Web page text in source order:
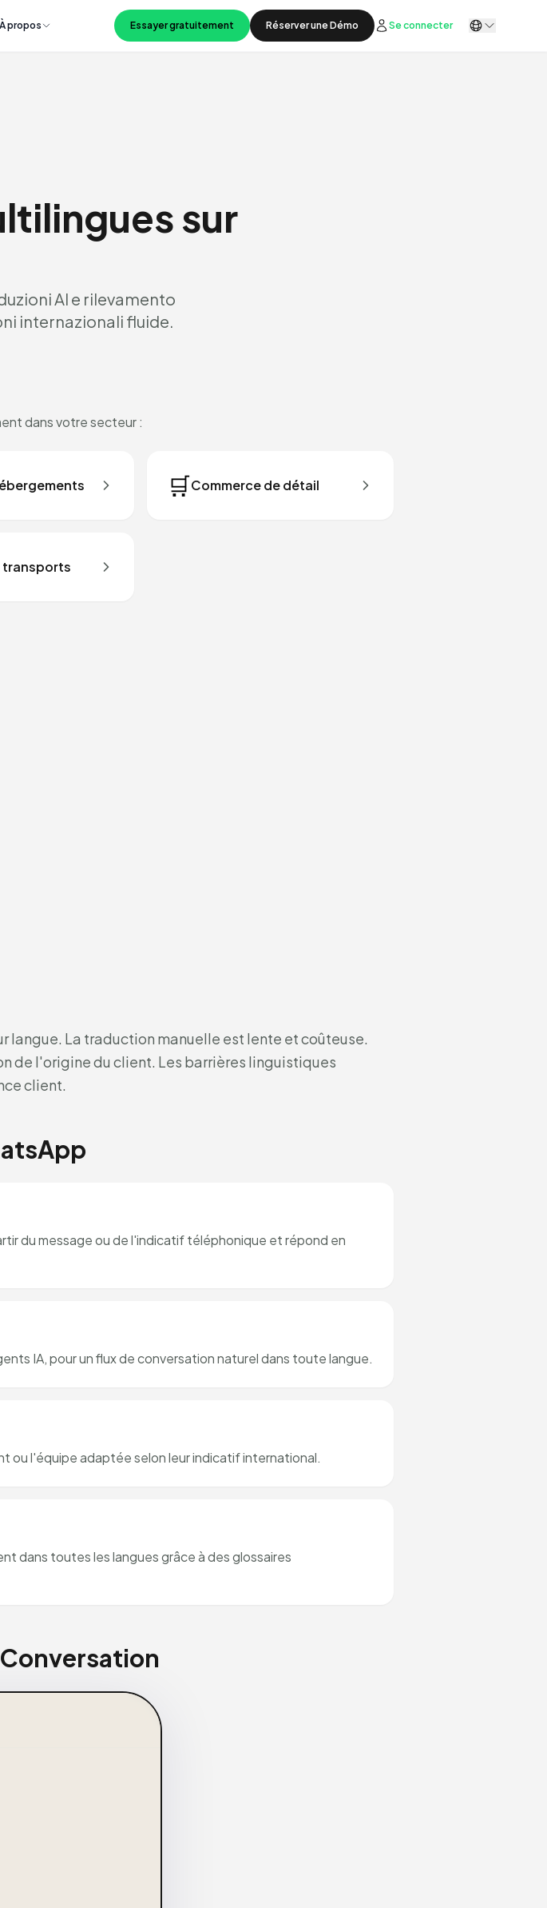
À propos Essayer gratuitement Réserver une Démo Se connecter
sur
AI e rilevamento
internazionali fluide.
dans votre secteur :
🛒Commerce de détail
transports
langue. La traduction manuelle est lente et coûteuse.
l'origine du client. Les barrières linguistiques
client.
du message ou de l'indicatif téléphonique et répond en
IA, pour un flux de conversation naturel dans toute langue.
ou l'équipe adaptée selon leur indicatif international.
dans toutes les langues grâce à des glossaires